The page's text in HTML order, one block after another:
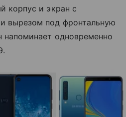
корпус и экран с
вырезом под фронтальную
напоминает одновременно